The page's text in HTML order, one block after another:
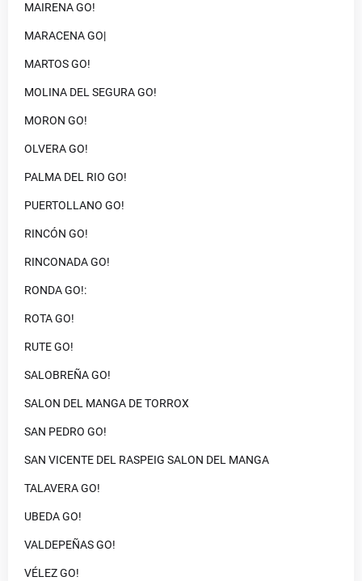
MAIRENA GO!
MARACENA GO|
MARTOS GO!
MOLINA DEL SEGURA GO!
MORON GO!
OLVERA GO!
PALMA DEL RIO GO!
PUERTOLLANO GO!
RINCÓN GO!
RINCONADA GO!
RONDA GO!:
ROTA GO!
RUTE GO!
SALOBREÑA GO!
SALON DEL MANGA DE TORROX
SAN PEDRO GO!
SAN VICENTE DEL RASPEIG SALON DEL MANGA
TALAVERA GO!
UBEDA GO!
VALDEPEÑAS GO!
VÉLEZ GO!